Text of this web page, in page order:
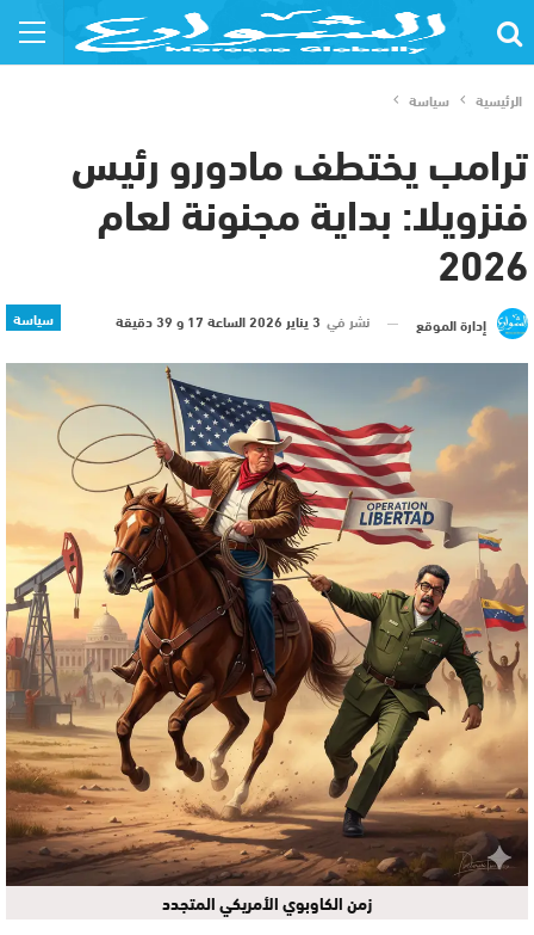
الرئيسية سياسة
ترامب يختطف مادورو رئيس
فنزويلا: بداية مجنونة لعام
2026
سياسة إدارة الموقع نشر في 3 يناير 2026 الساعة 17 و 39 دقيقة
زمن الكاوبوي الأمريكي المتجدد